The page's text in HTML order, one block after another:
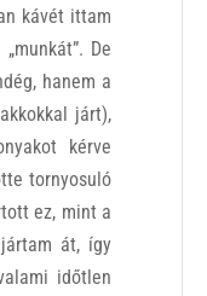
kávét ittam
De
hanem a
járt),
kérve
tornyosuló
ez, mint a
át, így
időtlen